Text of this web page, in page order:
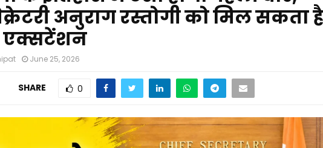
अनुराग रस्तोगी को मिल सकता
एक्सटेंशन
June 25, 2026
SHARE 0